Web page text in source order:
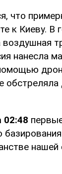
что
к Киеву. В
нанесла
02:48
нашей